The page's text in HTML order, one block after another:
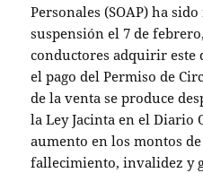
Personales (SOAP) ha
suspensión el 7 de
conductores adquirir este
el pago del Permiso de
de la venta se produce
la Ley Jacinta en el Diario
aumento en los montos
fallecimiento, invalidez y